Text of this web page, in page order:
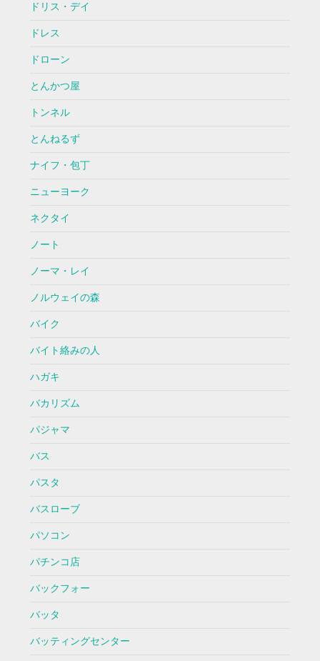
ドリス・デイ
ドレス
ドローン
とんかつ屋
トンネル
とんねるず
ナイフ・包丁
ニューヨーク
ネクタイ
ノート
ノーマ・レイ
ノルウェイの森
バイク
バイト絡みの人
ハガキ
バカリズム
パジャマ
バス
パスタ
バスローブ
パソコン
パチンコ店
バックフォー
バッタ
バッティングセンター